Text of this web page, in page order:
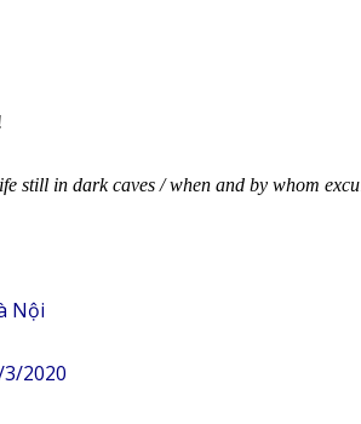
still in dark caves / when and by whom
Nội
2020